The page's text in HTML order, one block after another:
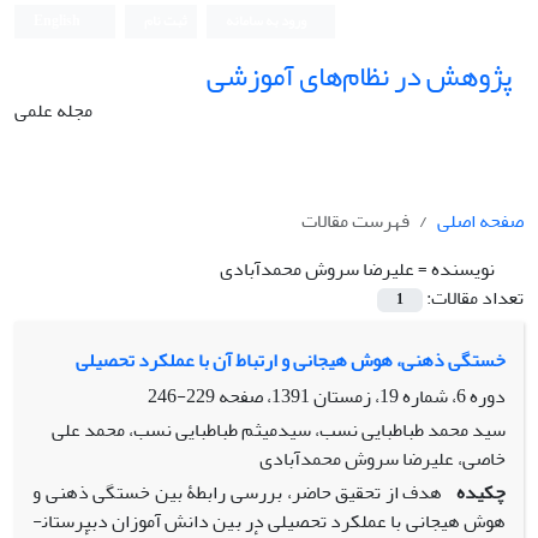
پژوهش در نظام‌های آموزشی
مجله علمی
صفحه اصلی
فهرست مقالات
نویسنده =علیرضا سروش محمدآبادی
تعداد مقالات:
1
خستگی ذهنی، هوش هیجانی و ارتباط آن با عملکرد تحصیلی
دوره 6، شماره 19، زمستان 1391، صفحه
229-246
سید محمد طباطبایی نسب، سیدمیثم طباطبایی نسب، محمد علی
خاصی، علیرضا سروش محمدآبادی
چکیده هدف از تحقیق حاضر، بررسی رابطۀ بین خستگی ذهنی و
هوش هیجانی با عملکرد تحصیلی در بین دانش ­آموزان دبیرستان­